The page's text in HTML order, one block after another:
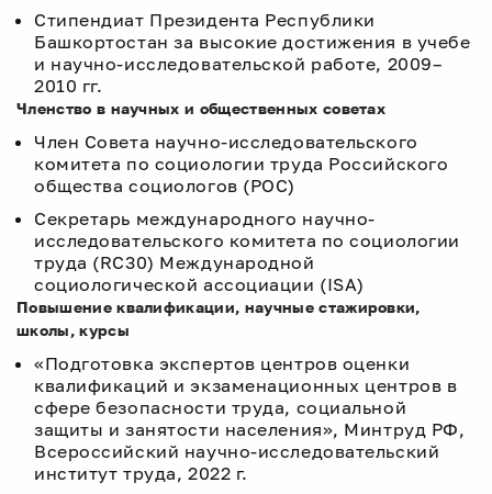
Стипендиат Президента Республики
Башкортостан за высокие достижения в учебе
и научно-исследовательской работе, 2009–
2010 гг.
Членство в научных и общественных советах
Член Совета научно-исследовательского
комитета по социологии труда Российского
общества социологов (РОС)
Секретарь международного научно-
исследовательского комитета по социологии
труда (RC30) Международной
социологической ассоциации (ISA)
Повышение квалификации, научные стажировки,
школы, курсы
«Подготовка экспертов центров оценки
квалификаций и экзаменационных центров в
сфере безопасности труда, социальной
защиты и занятости населения», Минтруд РФ,
Всероссийский научно-исследовательский
институт труда, 2022 г.